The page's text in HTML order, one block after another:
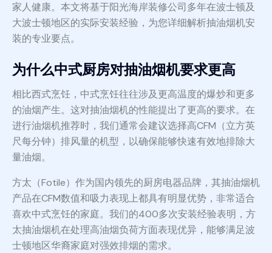
家人健康。本文将基于阳光海岸装修公司多年在波士顿及
大波士顿地区的实际安装经验，为您详细解析抽油烟机安
装的专业要点。
为什么中式厨房对抽油烟机要求更高
相比西式烹饪，中式烹饪往往涉及更高温度的爆炒和更多
的油烟产生。这对抽油烟机的性能提出了更高的要求。在
进行油烟机推荐时，我们通常会建议选择高CFM（立方英
尺每分钟）排风量的机型，以确保能够快速有效地排除大
量油烟。
方太（Fotile）作为国内领先的厨房电器品牌，其抽油烟机
产品在CFM数值和吸力表现上都具有明显优势，非常适合
喜欢中式烹饪的家庭。我们的400多次安装经验表明，方
太抽油烟机在处理高油烟负荷方面表现优异，能够满足波
士顿地区华裔家庭对强效排烟的需求。